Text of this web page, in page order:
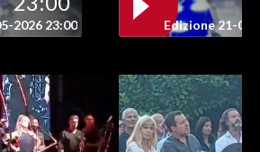
2026 23:00 Edizione 21-05-